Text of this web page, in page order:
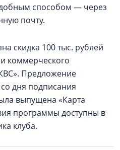
способом — через
почту.
скидка 100 тыс. рублей
коммерческого
Предложение
со дня подписания
выпущена «Карта
программы доступны в
клуба.